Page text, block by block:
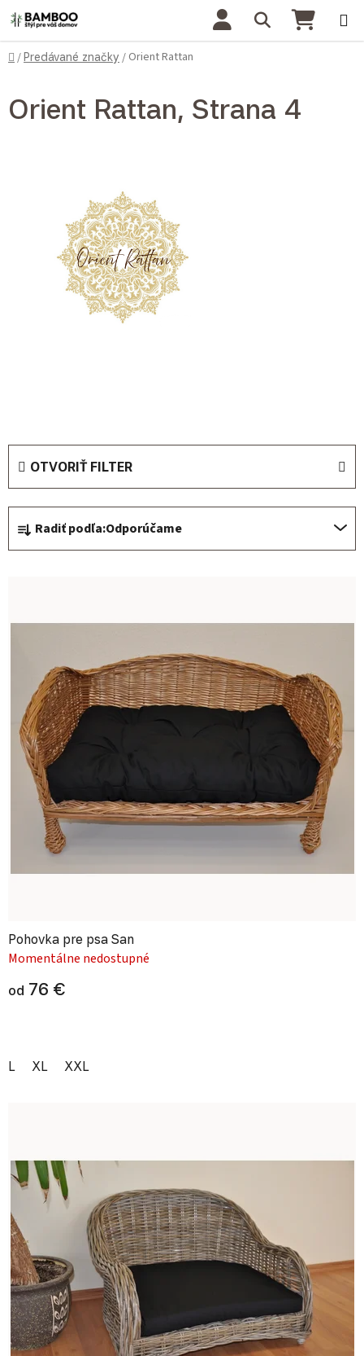
Prejsť na obsah Hľadať
Domov
/Predávané značky / Orient Rattan
Orient Rattan, Strana 4
OTVORIŤ FILTER
Radiť podľa:Odporúčame
Pohovka pre psa San
Momentálne nedostupné
od 76 €
L XL XXL